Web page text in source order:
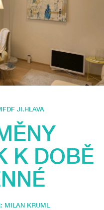
JI.HLAVA
K DOBĚ
MILAN KRUML